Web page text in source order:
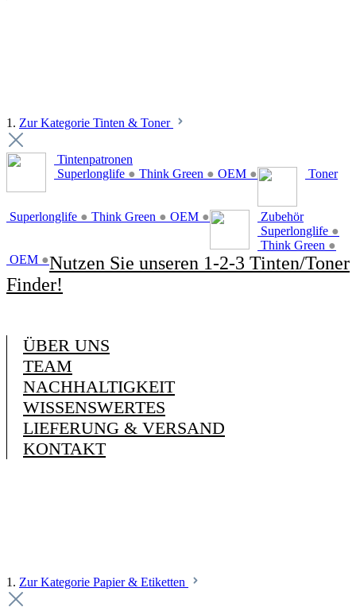
1. Zur Kategorie Tinten & Toner
Tintenpatronen
Superlonglife ● Think Green ● OEM ● Toner
Superlonglife ● Think Green ● OEM ●
Zubehör
Superlonglife ●
Think Green ●
OEM ●Nutzen Sie unseren 1-2-3 Tinten/Toner
Finder!
ÜBER UNS
TEAM
NACHHALTIGKEIT
WISSENSWERTES
LIEFERUNG & VERSAND
KONTAKT
1. Zur Kategorie Papier & Etiketten